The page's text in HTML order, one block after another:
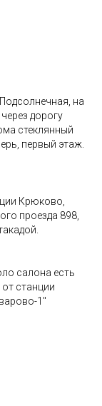
на
дорогу
стеклянный
первый этаж.
Крюково,
проезда 898,
салона есть
станции
1"